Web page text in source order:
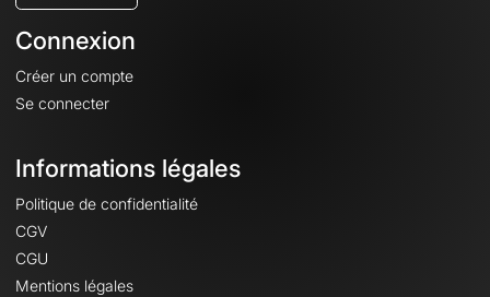
Connexion
Créer un compte
Se connecter
Informations légales
Politique de confidentialité
CGV
CGU
Mentions légales